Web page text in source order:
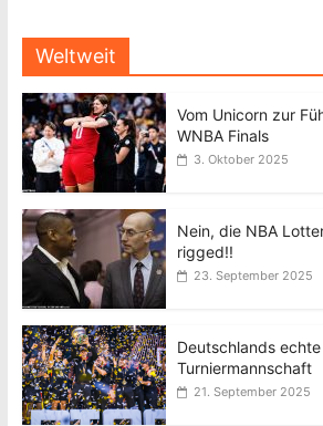
Weltweit
Vom Unicorn zur
WNBA Finals
3. Oktober 2025
Nein, die NBA
rigged!!
23. September 2025
Deutschlands echte
Turniermannschaft
21. September 2025